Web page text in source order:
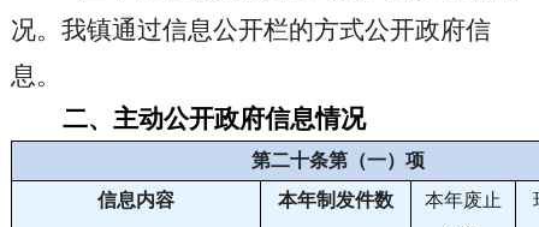
况。我镇通过信息公开栏的方式公开政府信
息。
二、主动公开政府信息情况
第二十条第（一）项
信息内容
本年制发件数
本年废止